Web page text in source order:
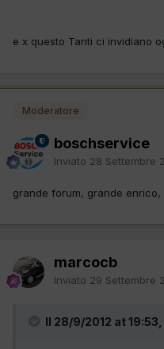
e x questo Tanti ci invidiano
Moderatore
boschservice
Inviato 28 Settembre
grande forum, grande enrico,
marcocb
Inviato 29 Settembre
Il 28/9/2012 at